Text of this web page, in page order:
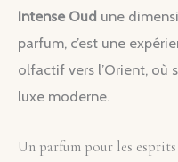
Intense Oud une
parfum, c’est une
olfactif vers l’Orient,
luxe moderne.
Un parfum pour les